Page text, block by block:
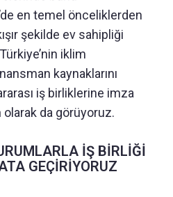
en temel önceliklerden
şekilde ev sahipliği
iklim
kaynaklarını
iş birliklerine imza
olarak da görüyoruz.
İŞ BİRLİĞİ
GEÇİRİYORUZ